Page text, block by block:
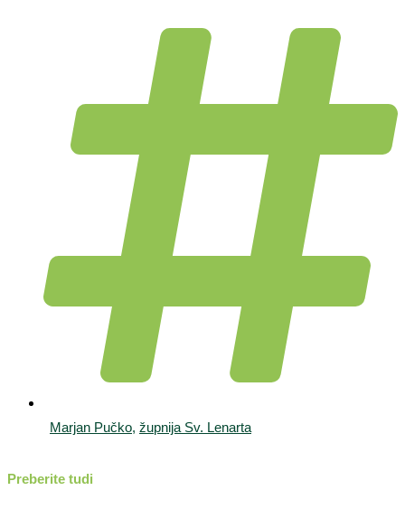
Marjan Pučko, župnija Sv. Lenarta
Preberite tudi